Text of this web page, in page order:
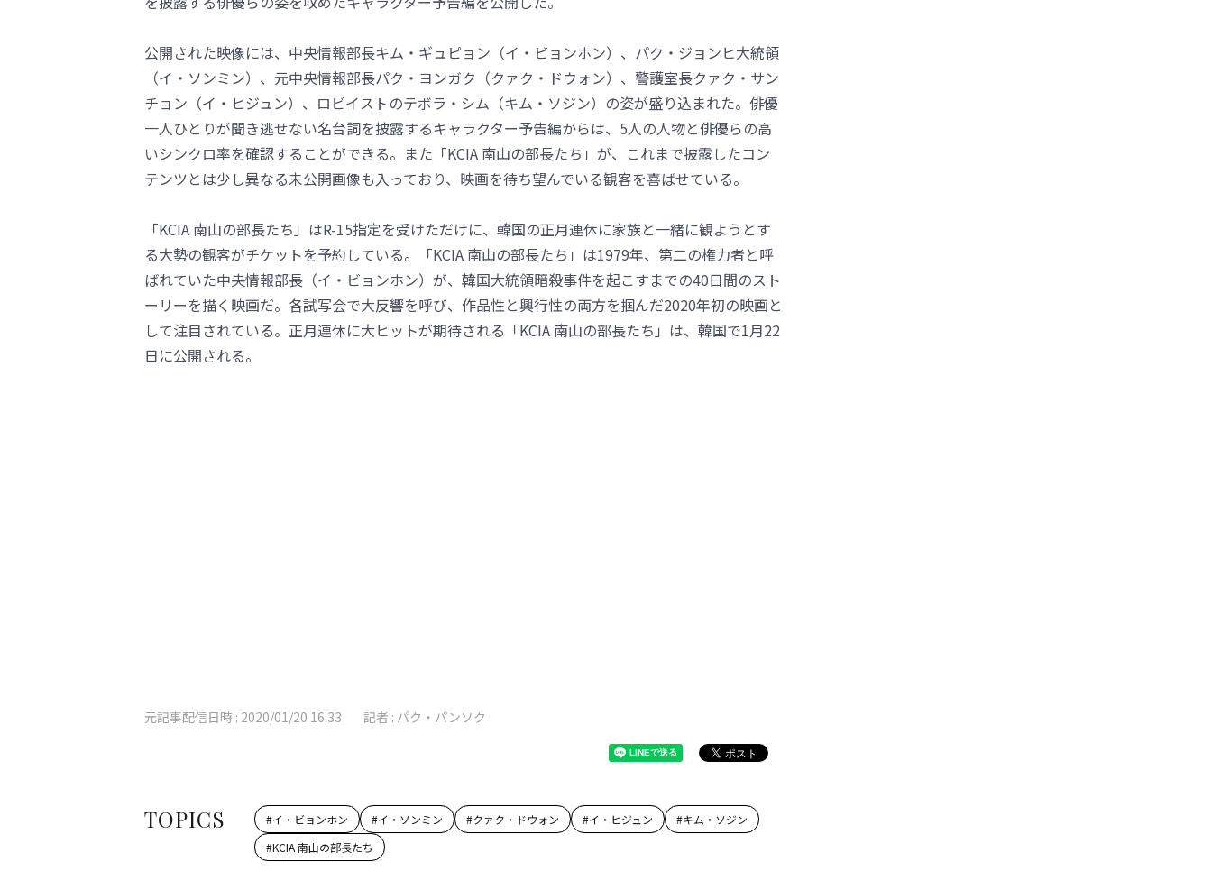
公開された映像には、中央情報部長キム・ギュピョン（イ・ビョンホン）、パク・ジョンヒ大統領
（イ・ソンミン）、元中央情報部長パク・ヨンガク（クァク・ドウォン）、警護室長クァク・サン
チョン（イ・ヒジュン）、ロビイストのテボラ・シム（キム・ソジン）の姿が盛り込まれた。俳優
一人ひとりが聞き逃せない名台詞を披露するキャラクター予告編からは、5人の人物と俳優らの高
いシンクロ率を確認することができる。また「KCIA 南山の部長たち」が、これまで披露したコン
テンツとは少し異なる未公開画像も入っており、映画を待ち望んでいる観客を喜ばせている。
「KCIA 南山の部長たち」はR-15指定を受けただけに、韓国の正月連休に家族と一緒に観ようとす
る大勢の観客がチケットを予約している。「KCIA 南山の部長たち」は1979年、第二の権力者と呼
ばれていた中央情報部長（イ・ビョンホン）が、韓国大統領暗殺事件を起こすまでの40日間のスト
ーリーを描く映画だ。各試写会で大反響を呼び、作品性と興行性の両方を掴んだ2020年初の映画と
して注目されている。正月連休に大ヒットが期待される「KCIA 南山の部長たち」は、韓国で1月22
日に公開される。
元記事配信日時 : 2020/01/20 16:33 記者 : パク・パンソク
TOPICS #イ・ビョンホン #イ・ソンミン #クァク・ドウォン #イ・ヒジュン #キム・ソジン
#KCIA 南山の部長たち